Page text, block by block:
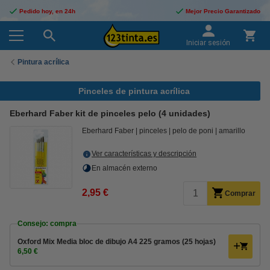
Pedido hoy, en 24h Mejor Precio Garantizado
Iniciar sesión
Pintura acrílica
Pinceles de pintura acrílica
Eberhard Faber kit de pinceles pelo (4 unidades)
Eberhard Faber pinceles pelo de poni amarillo
Ver características y descripción
En almacén externo
2,95 € Comprar
Consejo: compra
Oxford Mix Media bloc de dibujo A4 225 gramos (25 hojas)
6,50 €